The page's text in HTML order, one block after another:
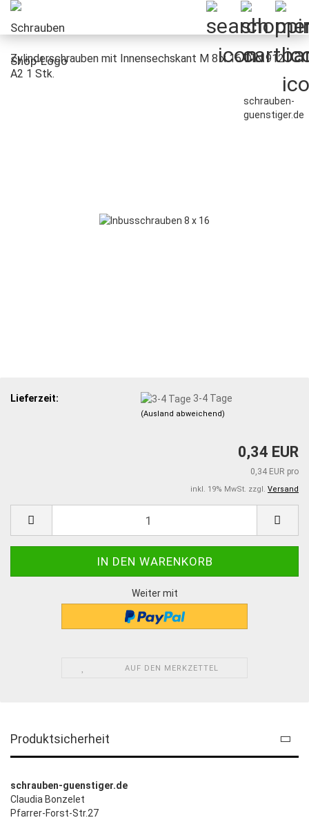
Zylinderschrauben mit Innensechskant M 8 x 16 DIN 912
A2 1 Stk.
schrauben-
guenstiger.de
Lieferzeit: 3-4 Tage
(Ausland abweichend)
0,34 EUR
0,34 EUR pro
inkl. 19% MwSt. zzgl. Versand
Weiter mit
AUF DEN MERKZETTEL
Produktsicherheit
schrauben-guenstiger.de
Claudia Bonzelet
Pfarrer-Forst-Str.27